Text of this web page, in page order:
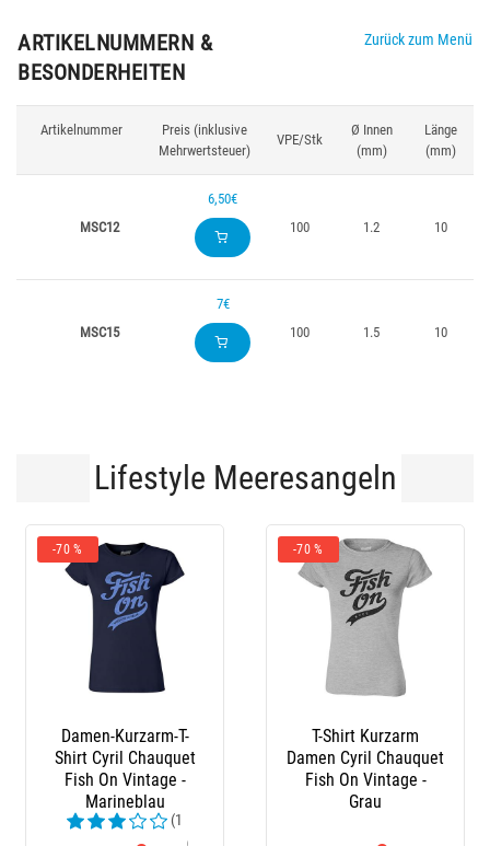
ARTIKELNUMMERN &
BESONDERHEITEN
Zurück zum Menü
Artikelnummer
Preis (inklusive
Mehrwertsteuer)
VPE/Stk
Ø Innen
(mm)
Länge
(mm)
MSC12
6,50€
100
1.2 10
MSC15
7€
100
1.5 10
Lifestyle Meeresangeln
Kurzarm-T-
Chauquet
On Vintage -
(1
T-Shirt Kurzarm
Damen Cyril Chauquet
Fish On Vintage -
-10 %